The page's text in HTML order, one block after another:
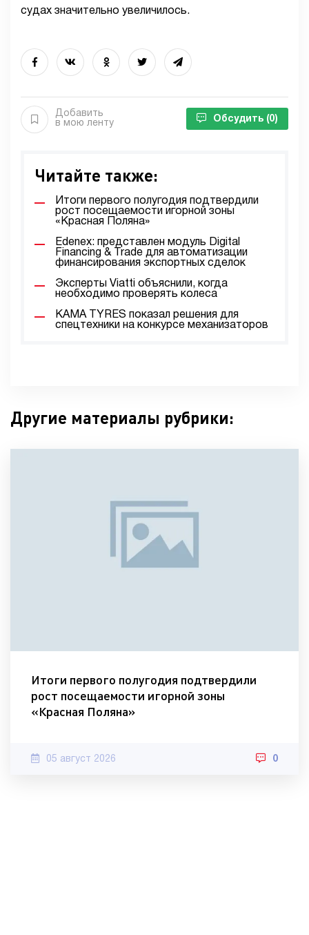
судах значительно увеличилось.
Добавить
в мою ленту
Обсудить (0)
Читайте также:
Итоги первого полугодия подтвердили
рост посещаемости игорной зоны
«Красная Поляна»
Edenex: представлен модуль Digital
Financing & Trade для автоматизации
финансирования экспортных сделок
Эксперты Viatti объяснили, когда
необходимо проверять колеса
KAMA TYRES показал решения для
спецтехники на конкурсе механизаторов
Другие материалы рубрики:
Итоги первого полугодия подтвердили
рост посещаемости игорной зоны
«Красная Поляна»
05 август 2026 0